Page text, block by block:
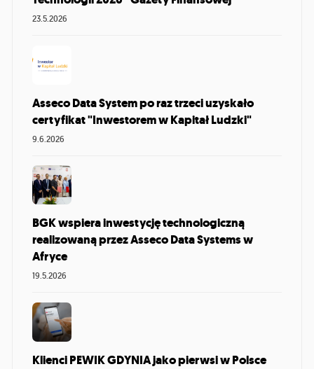
23.5.2026
Asseco Data System po raz trzeci uzyskało
certyfikat "Inwestorem w Kapitał Ludzki"
9.6.2026
BGK wspiera inwestycję technologiczną
realizowaną przez Asseco Data Systems w
Afryce
19.5.2026
Klienci PEWIK GDYNIA jako pierwsi w Polsce